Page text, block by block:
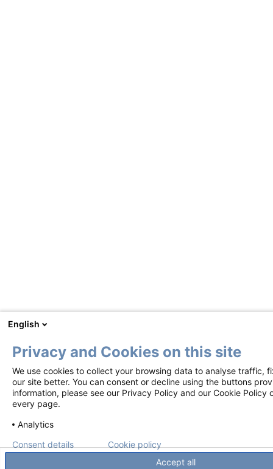
English
Privacy and Cookies on this site
We use cookies to collect your browsing data to analyse traffic,
our site better. You can consent or decline using the buttons
information, please see our Privacy Policy and our Cookie Policy
every page.
Analytics
Accept all
Consent details Cookie policy